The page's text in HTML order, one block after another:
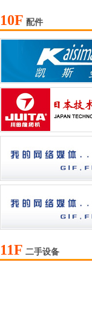
10F 配件
11F 二手设备